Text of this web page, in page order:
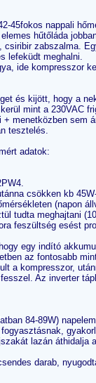
45fokos nappali
hűtőláda
csiribir zabszalma.
lefeküdt meghalni.
ide kompresszor
és kijött, hogy a
mint a 230VAC
menetközben sem
tesztelés.
adatok:
csökken kb
(napon
tudta meghajtani
feszültség esést
egy indító
az fontosabb
a kompresszor,
Az inverter
84-89W)
lazán áthidalja
darab,